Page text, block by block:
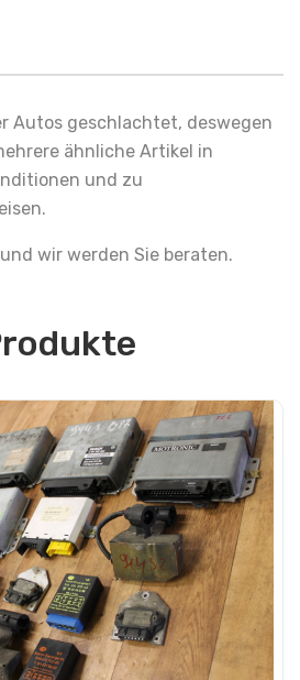
Autos geschlachtet, deswegen
ähnliche Artikel in
und zu
wir werden Sie beraten.